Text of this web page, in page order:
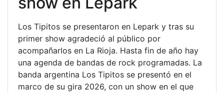
Los Tipitos se presentaron en Lepark y tras su
primer show agradeció al público por
acompañarlos en La Rioja. Hasta fin de año hay
una agenda de bandas de rock programadas. La
banda argentina Los Tipitos se presentó en el
marco de su gira 2026, con un show en el que